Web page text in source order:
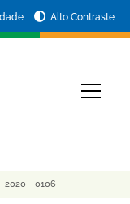
Alto Contraste
- 2020 - 0106